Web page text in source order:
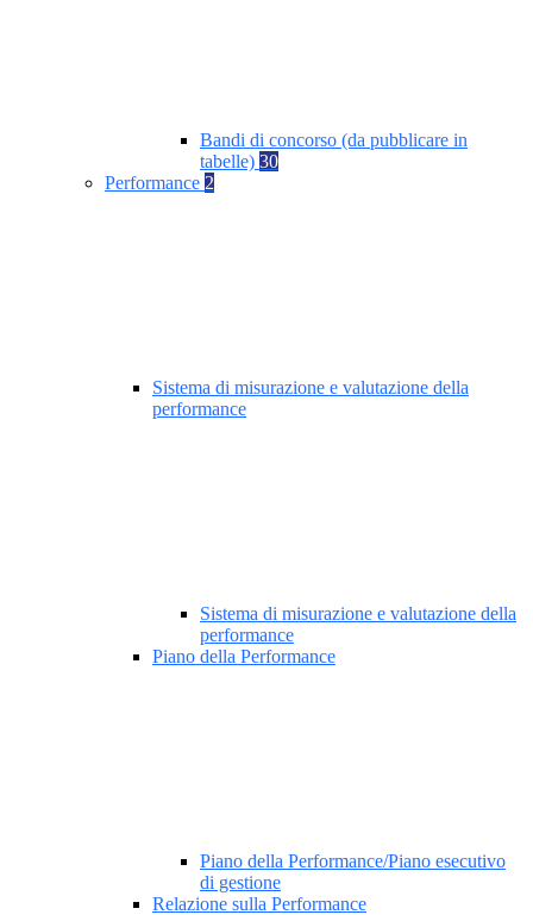
Bandi di concorso (da pubblicare in
tabelle) 30
Performance 2
Sistema di misurazione e valutazione della
performance
Sistema di misurazione e valutazione della
performance
Piano della Performance
Piano della Performance/Piano esecutivo
di gestione
Relazione sulla Performance